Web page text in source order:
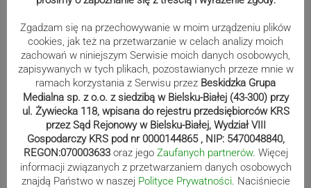
80-lecie Soły Kobiernice. Będzie się
działo! SZCZEGÓŁOWY PROGRAM
Kaniów stolicą europejskiego kajak
polo. Kilkadziesiąt drużyn z całej
Europy rywalizowało przez trzy dni
Zgadzam się na przechowywanie w moim urządzeniu plików
cookies, jak też na przetwarzanie w celach analizy moich
zachowań w niniejszym Serwisie moich danych osobowych,
zapisywanych w tych plikach, pozostawianych przeze mnie w
ramach korzystania z Serwisu przez Beskidzka Grupa
Medialna sp. z o.o. z siedzibą w Bielsku-Białej (43-300) przy
ul. Żywiecka 118, wpisana do rejestru przedsiębiorców KRS
przez Sąd Rejonowy w Bielsku-Białej, Wydział VIII
Gospodarczy KRS pod nr 0000144865 , NIP: 5470048840,
REGON:070003633 oraz jego Zaufanych partnerów. Więcej
informacji związanych z przetwarzaniem danych osobowych
znajdą Państwo w naszej Polityce Prywatności. Naciśniecie